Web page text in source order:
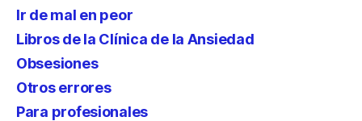
Ir de mal en peor
Libros de la Clínica de la Ansiedad
Obsesiones
Otros errores
Para profesionales